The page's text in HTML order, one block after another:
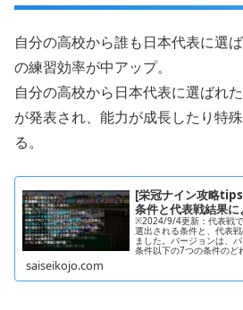
自分の高校から誰も日本代表に選
の練習効率が中アップ。
自分の高校から日本代表に選ばれ
が発表され、能力が成長したり特
る。
[栄冠ナイン攻略
条件と代表戦結果に
※2024/9/4更新：代表戦
選出される条件と、代表
ました。バージョンは、
条件以下の7つの条件のど
saiseikojo.com